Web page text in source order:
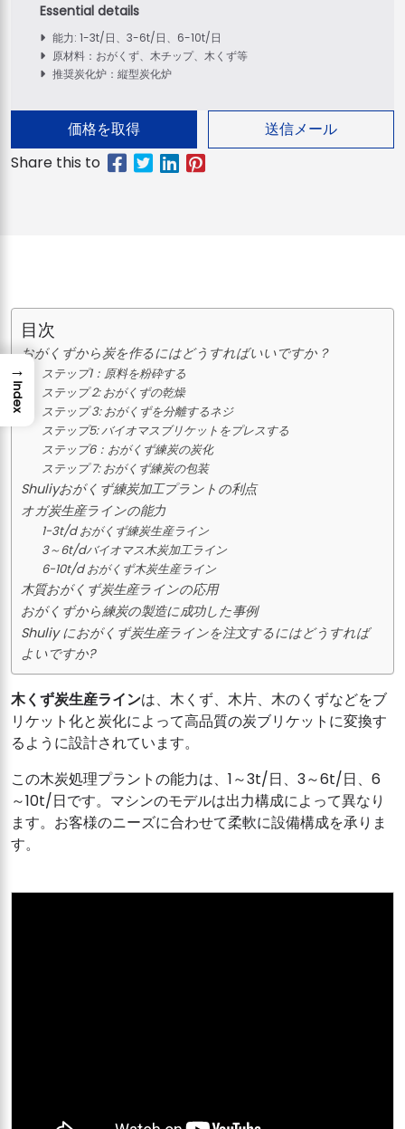
能力: 1-3t/日、3-6t/日、6-10t/日
原材料：おがくず、木チップ、木くず等
推奨炭化炉：縦型炭化炉
価格を取得 送信メール
目次
おがくずから炭を作るにはどうすればいいですか？
ステップ1：原料を粉砕する
ステップ 2: おがくずの乾燥
ステップ 3: おがくずを分離するネジ
ステップ5: バイオマスブリケットをプレスする
ステップ6：おがくず練炭の炭化
ステップ 7: おがくず練炭の包装
Shuliyおがくず練炭加工プラントの利点
オガ炭生産ラインの能力
1-3t/d おがくず練炭生産ライン
3～6t/dバイオマス木炭加工ライン
6-10t/d おがくず木炭生産ライン
木質おがくず炭生産ラインの応用
おがくずから練炭の製造に成功した事例
Shuliy におがくず炭生産ラインを注文するにはどうすれば
よいですか?
木くず炭生産ラインは、木くず、木片、木のくずなどをブ
リケット化と炭化によって高品質の炭ブリケットに変換す
るように設計されています。
この木炭処理プラントの能力は、1～3t/日、3～6t/日、6
～10t/日です。マシンのモデルは出力構成によって異なり
ます。お客様のニーズに合わせて柔軟に設備構成を承りま
す。
→
Index